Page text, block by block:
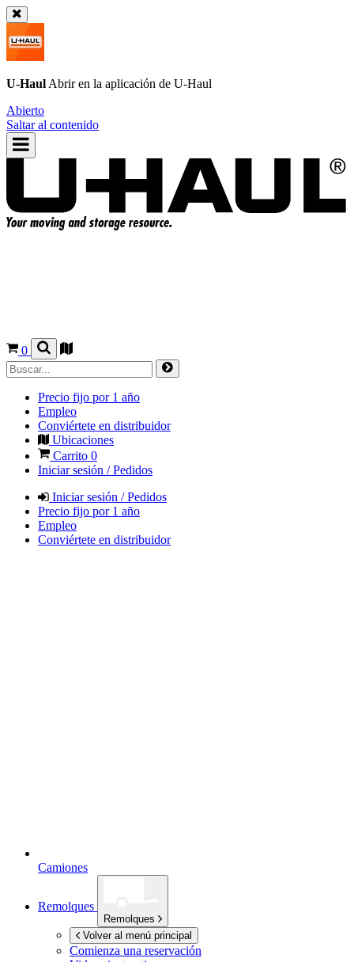
U-Haul Abrir en la aplicación de U-Haul
Abierto
Saltar al contenido
0
Precio fijo por 1 año
Empleo
Conviértete en distribuidor
Ubicaciones
Carrito 0
Iniciar sesión / Pedidos
Iniciar sesión / Pedidos
Precio fijo por 1 año
Empleo
Conviértete en distribuidor
Camiones
Remolques
Remolques
Volver al menú principal
Comienza una reservación